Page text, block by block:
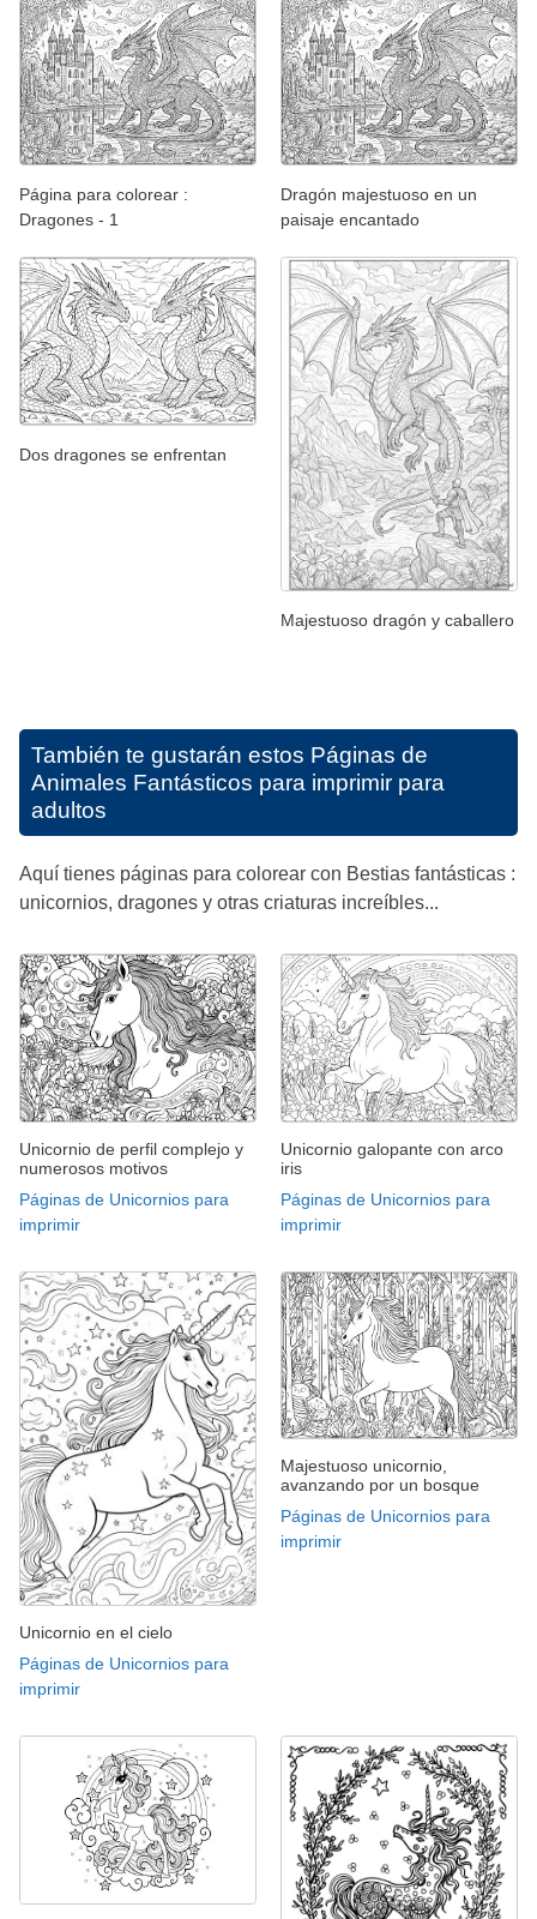
Página para colorear :
Dragones - 1
Dragón majestuoso en un
paisaje encantado
Dos dragones se enfrentan
Majestuoso dragón y caballero
También te gustarán estos Páginas de
Animales Fantásticos para imprimir para
adultos
Aquí tienes páginas para colorear con Bestias fantásticas :
unicornios, dragones y otras criaturas increíbles...
Unicornio de perfil complejo y
numerosos motivos
Páginas de Unicornios para
imprimir
Unicornio galopante con arco
iris
Páginas de Unicornios para
imprimir
Unicornio en el cielo
Páginas de Unicornios para
imprimir
Majestuoso unicornio,
avanzando por un bosque
Páginas de Unicornios para
imprimir